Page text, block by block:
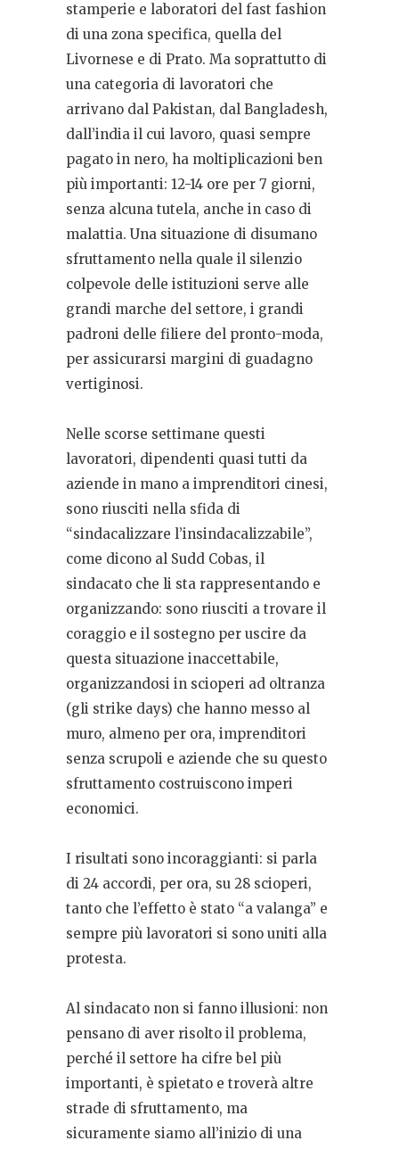
stamperie e laboratori del fast fashion
di una zona specifica, quella del
Livornese e di Prato. Ma soprattutto di
una categoria di lavoratori che
arrivano dal Pakistan, dal Bangladesh,
dall’india il cui lavoro, quasi sempre
pagato in nero, ha moltiplicazioni ben
più importanti: 12-14 ore per 7 giorni,
senza alcuna tutela, anche in caso di
malattia. Una situazione di disumano
sfruttamento nella quale il silenzio
colpevole delle istituzioni serve alle
grandi marche del settore, i grandi
padroni delle filiere del pronto-moda,
per assicurarsi margini di guadagno
vertiginosi.
Nelle scorse settimane questi
lavoratori, dipendenti quasi tutti da
aziende in mano a imprenditori cinesi,
sono riusciti nella sfida di
“sindacalizzare l’insindacalizzabile”,
come dicono al Sudd Cobas, il
sindacato che li sta rappresentando e
organizzando: sono riusciti a trovare il
coraggio e il sostegno per uscire da
questa situazione inaccettabile,
organizzandosi in scioperi ad oltranza
(gli strike days) che hanno messo al
muro, almeno per ora, imprenditori
senza scrupoli e aziende che su questo
sfruttamento costruiscono imperi
economici.
I risultati sono incoraggianti: si parla
di 24 accordi, per ora, su 28 scioperi,
tanto che l’effetto è stato “a valanga” e
sempre più lavoratori si sono uniti alla
protesta.
Al sindacato non si fanno illusioni: non
pensano di aver risolto il problema,
perché il settore ha cifre bel più
importanti, è spietato e troverà altre
strade di sfruttamento, ma
sicuramente siamo all’inizio di una